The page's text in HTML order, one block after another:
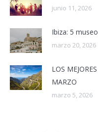
junio 11, 2026
Ibiza: 5
marzo 20, 2026
LOS
MARZO
marzo 5, 2026